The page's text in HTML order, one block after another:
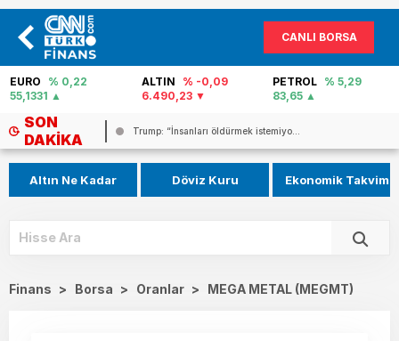
CANLI BORSA
EURO
% 0,22
55,1331
ALTIN
% -0,09
6.490,23
PETROL % 5,29
83,65
SON
DAKIKA
Trump: “İnsanları öldürmek istemiyo...
Altın Ne Kadar Döviz Kuru Ekonomik Takvim
Finans > Borsa > Oranlar > MEGA METAL (MEGMT)